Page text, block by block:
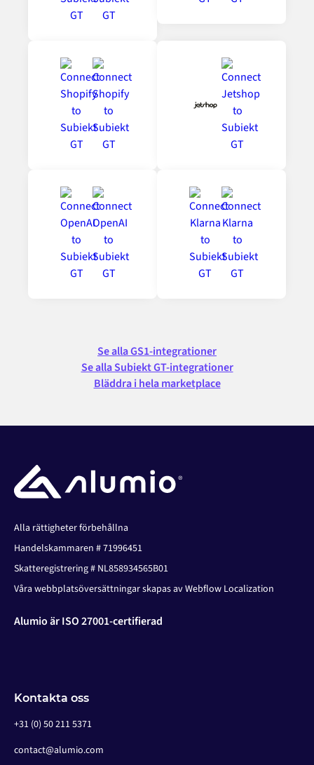
Se alla GS1-integrationer
Se alla Subiekt GT-integrationer
Bläddra i hela marketplace
Alla rättigheter förbehållna
Handelskammaren # 71996451
Skatteregistrering # NL858934565B01
Våra webbplatsöversättningar skapas av Webflow Localization
Alumio är ISO 27001-certifierad
Kontakta oss
+31 (0) 50 211 5371
contact@alumio.com